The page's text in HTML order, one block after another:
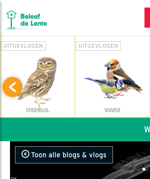
UITGEVLOGEN
STEENUIL
UITGEVLOGEN
VIJVER
Toon alle blogs & vlogs